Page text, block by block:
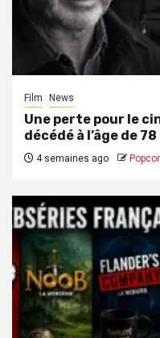
Film News
Une perte pour le
décédé à l’âge de
4 semaines ago